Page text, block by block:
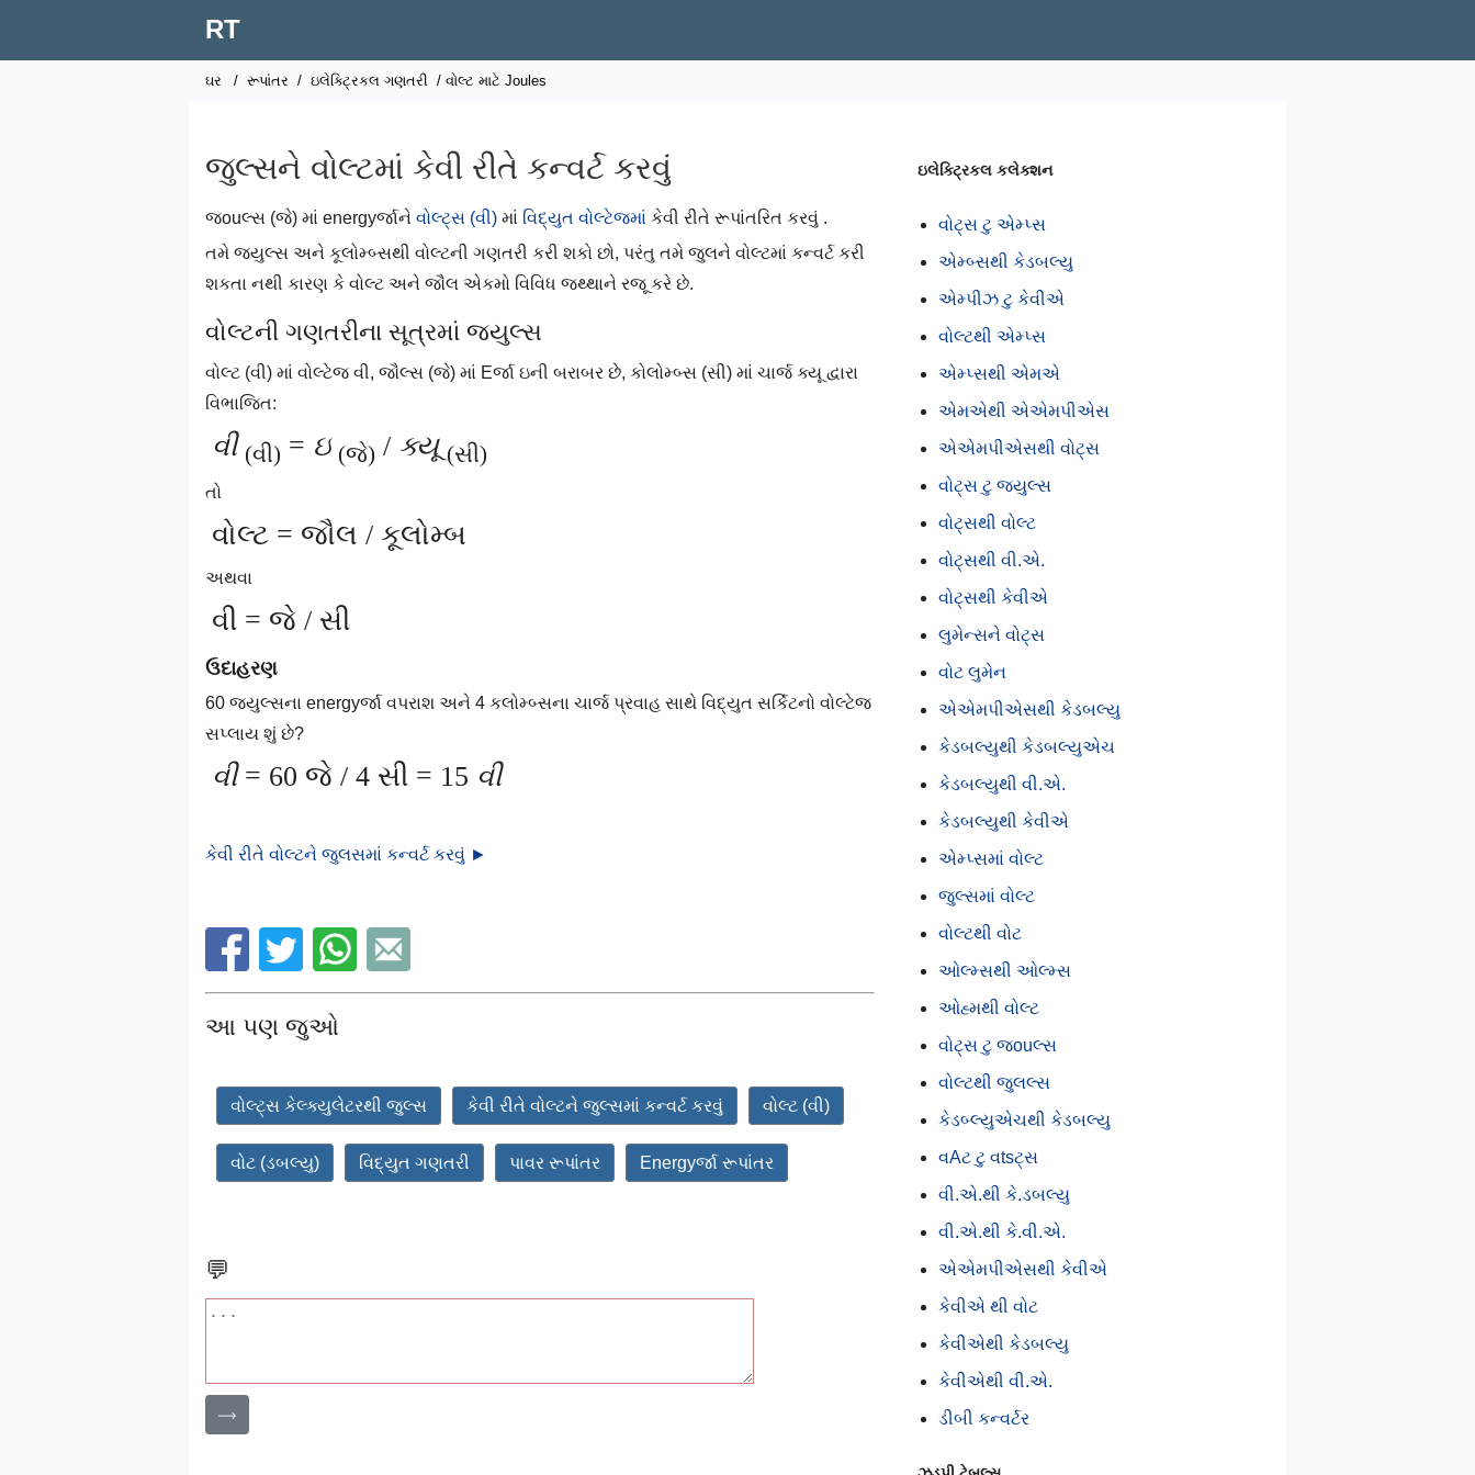
RT
ઘર / રૂપાંતર / ઇલેક્ટ્રિકલ ગણતરી / વોલ્ટ માટે Joules
જુલ્સને વોલ્ટમાં કેવી રીતે કન્વર્ટ કરવું
જouલ્સ (જે) માં energyર્જાને વોલ્ટ્સ (વી) માં વિદ્યુત વોલ્ટેજમાં કેવી રીતે રૂપાંતરિત કરવું .
તમે જ્યુલ્સ અને કૂલોમ્બ્સથી વોલ્ટની ગણતરી કરી શકો છો, પરંતુ તમે જુલને વોલ્ટમાં કન્વર્ટ કરી
શકતા નથી કારણ કે વોલ્ટ અને જૌલ એકમો વિવિધ જથ્થાને રજૂ કરે છે.
વોલ્ટની ગણતરીના સૂત્રમાં જ્યુલ્સ
વોલ્ટ (વી) માં વોલ્ટેજ વી, જૌલ્સ (જે) માં Eર્જા ઇની બરાબર છે, કોલોમ્બ્સ (સી) માં ચાર્જ ક્યૂ દ્વારા
વિભાજિત:
વી (વી) = ઇ (જે) / ક્યૂ (સી)
તો
વોલ્ટ = જૌલ / કૂલોમ્બ
અથવા
વી = જે / સી
ઉદાહરણ
60 જ્યુલ્સના energyર્જા વપરાશ અને 4 કલોમ્બ્સના ચાર્જ પ્રવાહ સાથે વિદ્યુત સર્કિટનો વોલ્ટેજ
સપ્લાય શું છે?
વી= 60 જે / 4 સી = 15 વી
કેવી રીતે વોલ્ટને જુલસમાં કન્વર્ટ કરવું ►
આ પણ જુઓ
વોલ્ટ્સ કેલ્ક્યુલેટરથી જુલ્સ કેવી રીતે વોલ્ટને જુલ્સમાં કન્વર્ટ કરવું વોલ્ટ (વી)
વોટ (ડબલ્યુ) વિદ્યુત ગણતરી પાવર રૂપાંતર Energyર્જા રૂપાંતર
💬
⟶
ઇલેક્ટ્રિકલ કલેક્શન
વોટ્સ ટુ એમ્પ્સ
એમ્બ્સથી કેડબલ્યુ
એમ્પીઝ ટુ કેવીએ
વોલ્ટથી એમ્પ્સ
એમ્પ્સથી એમએ
એમએથી એએમપીએસ
એએમપીએસથી વોટ્સ
વોટ્સ ટુ જ્યુલ્સ
વોટ્સથી વોલ્ટ
વોટ્સથી વી.એ.
વોટ્સથી કેવીએ
લુમેન્સને વોટ્સ
વોટ લુમેન
એએમપીએસથી કેડબલ્યુ
કેડબલ્યુથી કેડબલ્યુએચ
કેડબલ્યુથી વી.એ.
કેડબલ્યુથી કેવીએ
એમ્પ્સમાં વોલ્ટ
જુલ્સમાં વોલ્ટ
વોલ્ટથી વોટ
ઓલ્મ્સથી ઓલ્મ્સ
ઓહ્મથી વોલ્ટ
વોટ્સ ટુ જouલ્સ
વોલ્ટથી જુલલ્સ
કેડબ્લ્યુએચથી કેડબલ્યુ
વAટ ટુ વtsટ્સ
વી.એ.થી કે.ડબલ્યુ
વી.એ.થી કે.વી.એ.
એએમપીએસથી કેવીએ
કેવીએ થી વોટ
કેવીએથી કેડબલ્યુ
કેવીએથી વી.એ.
ડીબી કન્વર્ટર